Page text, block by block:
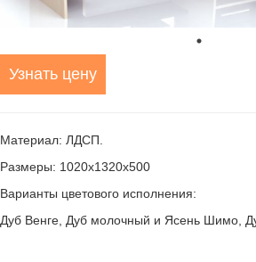
Узнать цену
Материал: ЛДСП.
Paзмеры: 1020х1320х500
Варианты цветового исполнения:
Дуб Венге, Дуб молочный и Ясень Шимо,